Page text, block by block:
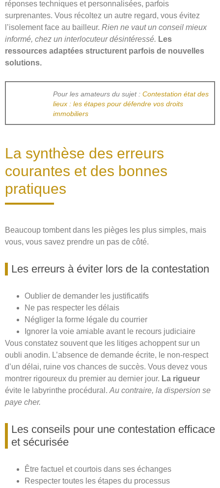
réponses techniques et personnalisées, parfois
surprenantes. Vous récoltez un autre regard, vous évitez
l’isolement face au bailleur. Rien ne vaut un conseil mieux
informé, chez un interlocuteur désintéressé. Les
ressources adaptées structurent parfois de nouvelles
solutions.
Pour les amateurs du sujet : Contestation état des
lieux : les étapes pour défendre vos droits
immobiliers
La synthèse des erreurs
courantes et des bonnes
pratiques
Beaucoup tombent dans les pièges les plus simples, mais
vous, vous savez prendre un pas de côté.
Les erreurs à éviter lors de la contestation
Oublier de demander les justificatifs
Ne pas respecter les délais
Négliger la forme légale du courrier
Ignorer la voie amiable avant le recours judiciaire
Vous constatez souvent que les litiges achoppent sur un
oubli anodin. L’absence de demande écrite, le non-respect
d’un délai, ruine vos chances de succès. Vous devez vous
montrer rigoureux du premier au dernier jour. La rigueur
évite le labyrinthe procédural. Au contraire, la dispersion se
paye cher.
Les conseils pour une contestation efficace
et sécurisée
Être factuel et courtois dans ses échanges
Respecter toutes les étapes du processus